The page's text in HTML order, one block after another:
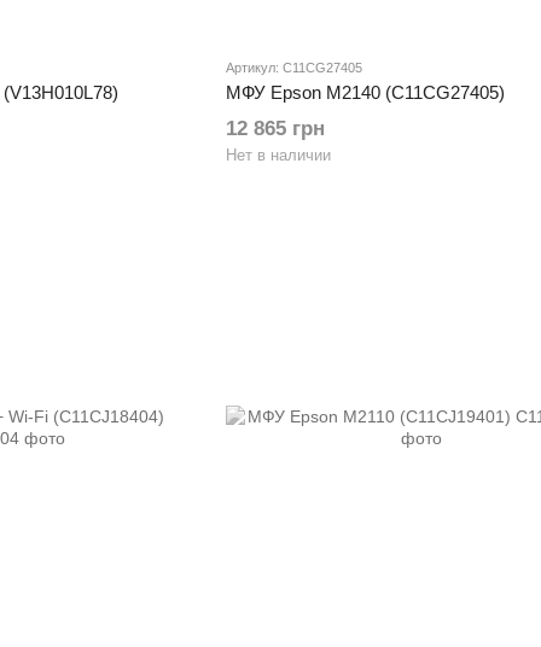
Артикул: C11CG27405
МФУ Epson M2140 (C11CG27405)
12 865 грн
Нет в наличии